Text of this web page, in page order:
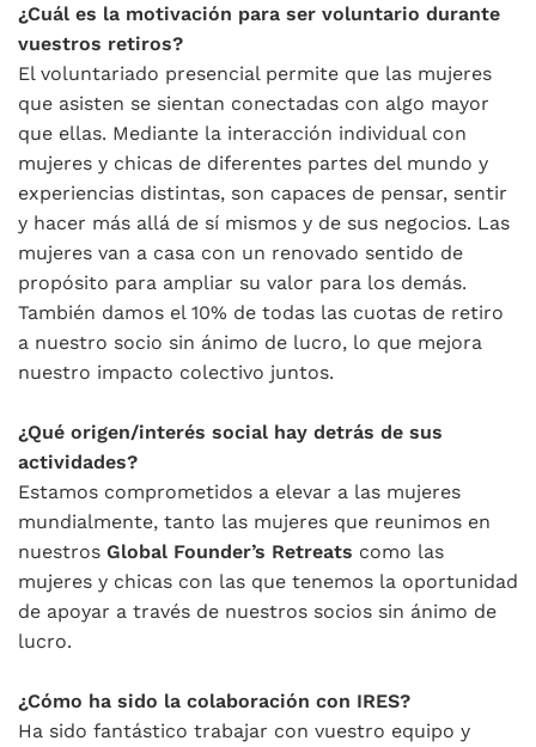
¿Cuál es la motivación para ser voluntario durante
vuestros retiros?
El voluntariado presencial permite que las mujeres
que asisten se sientan conectadas con algo mayor
que ellas. Mediante la interacción individual con
mujeres y chicas de diferentes partes del mundo y
experiencias distintas, son capaces de pensar, sentir
y hacer más allá de sí mismos y de sus negocios. Las
mujeres van a casa con un renovado sentido de
propósito para ampliar su valor para los demás.
También damos el 10% de todas las cuotas de retiro
a nuestro socio sin ánimo de lucro, lo que mejora
nuestro impacto colectivo juntos.
¿Qué origen/interés social hay detrás de sus
actividades?
Estamos comprometidos a elevar a las mujeres
mundialmente, tanto las mujeres que reunimos en
nuestros Global Founder’s Retreats como las
mujeres y chicas con las que tenemos la oportunidad
de apoyar a través de nuestros socios sin ánimo de
lucro.
¿Cómo ha sido la colaboración con IRES?
Ha sido fantástico trabajar con vuestro equipo y